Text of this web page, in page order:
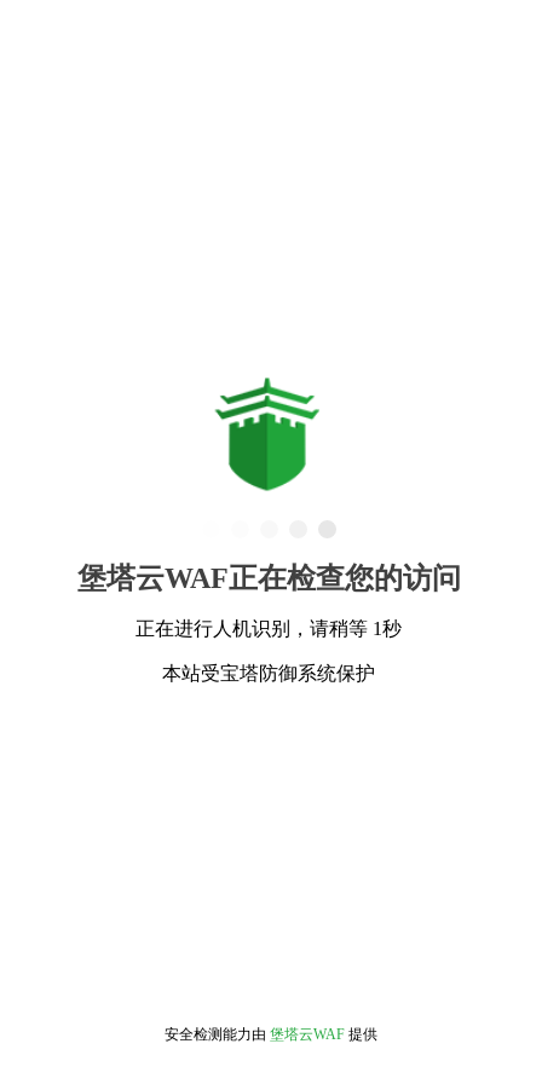
堡塔云WAF正在检查您的访问
正在进行人机识别，请稍等 1秒
本站受宝塔防御系统保护
安全检测能力由 堡塔云WAF 提供